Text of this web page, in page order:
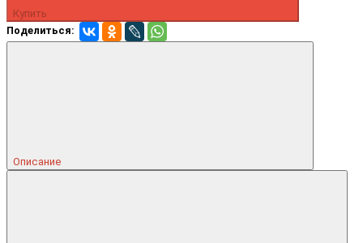
Купить
Поделиться:
Описание